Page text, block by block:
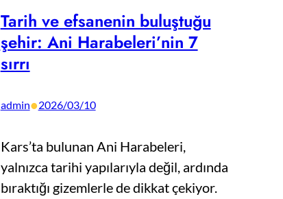
Tarih ve efsanenin buluştuğu
şehir: Ani Harabeleri’nin 7
sırrı
admin•2026/03/10
Kars’ta bulunan Ani Harabeleri,
yalnızca tarihi yapılarıyla değil, ardında
bıraktığı gizemlerle de dikkat çekiyor.